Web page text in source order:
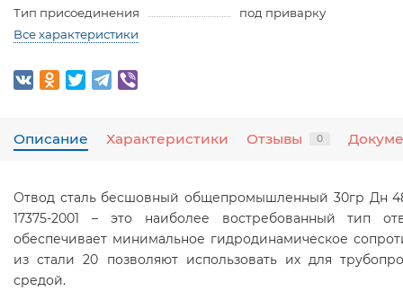
Тип присоединения
под приварку
Все характеристики
Описание Характеристики Отзывы 0
Отвод сталь бесшовный общепромышленный 30гр Дн
17375-2001 – это наиболее востребованный тип
обеспечивает минимальное гидродинамическое
из стали 20 позволяют использовать их для
средой.